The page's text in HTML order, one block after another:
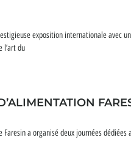
exposition internationale avec
l’art du
a organisé deux journées dédiées